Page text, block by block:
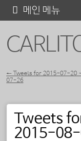
메인 메뉴
텐
포스트 내비게이션
← Tweets for 2015-07-20
07-26
Tweets
2015-